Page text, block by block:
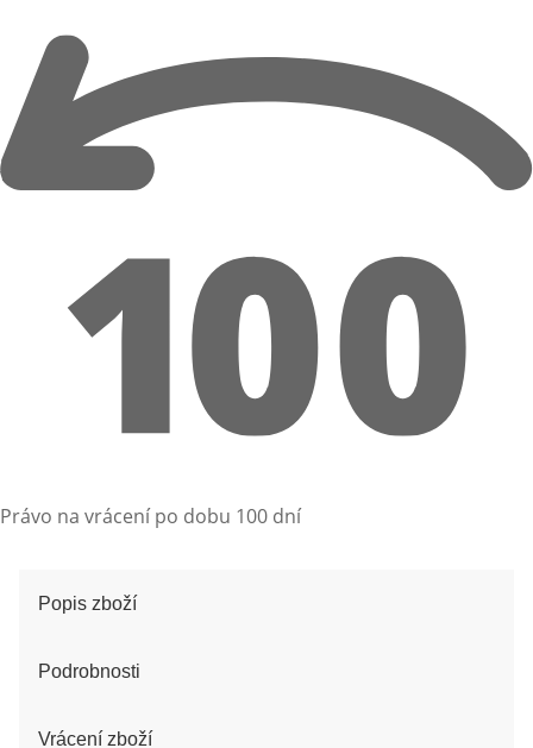
Právo na vrácení po dobu 100 dní
Popis zboží
Podrobnosti
Vrácení zboží